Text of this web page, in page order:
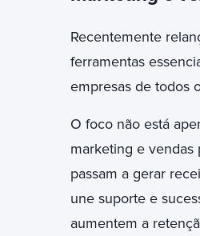
Recentemente
ferramentas
empresas de todos
O foco não está
marketing e vendas
passam a gerar
une suporte e
aumentem a